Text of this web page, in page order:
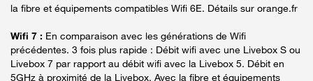
la fibre et équipements compatibles Wifi 6E. Détails sur orange.fr
Wifi 7 : En comparaison avec les générations de Wifi
précédentes. 3 fois plus rapide : Débit wifi avec une Livebox S ou
Livebox 7 par rapport au débit wifi avec la Livebox 5. Débit en
5GHz à proximité de la Livebox. Avec la fibre et équipements